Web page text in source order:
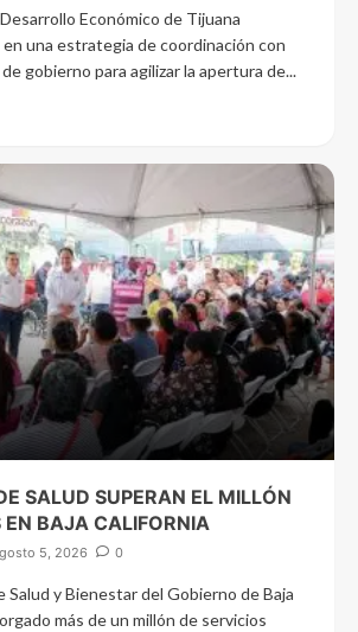
Económico de Tijuana
en una estrategia de coordinación con
gobierno para agilizar la apertura de...
SALUD SUPERAN EL MILLÓN
EN BAJA CALIFORNIA
5, 2026 0
Salud y Bienestar del Gobierno de Baja
más de un millón de servicios